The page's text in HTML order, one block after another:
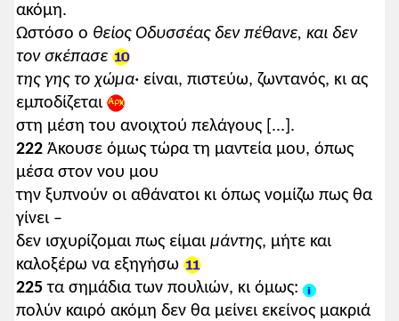
ακόμη.
Ωστόσο ο θείος Οδυσσέας δεν πέθανε, και δεν
τον σκέπασε
της γης το χώμα· είναι, πιστεύω, ζωντανός, κι ας
εμποδίζεται
στη μέση του ανοιχτού πελάγους [...].
222 Άκουσε όμως τώρα τη μαντεία μου, όπως
μέσα στον νου μου
την ξυπνούν οι αθάνατοι κι όπως νομίζω πως θα
γίνει –
δεν ισχυρίζομαι πως είμαι μάντης, μήτε και
καλοξέρω να εξηγήσω
225 τα σημάδια των πουλιών, κι όμως:
πολύν καιρό ακόμη δεν θα μείνει εκείνος μακριά